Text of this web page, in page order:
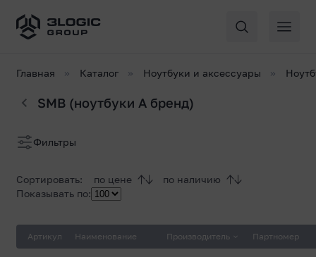
Главная Каталог Ноутбуки и аксессуары
SMB (ноутбуки A бренд)
Список
Сортировать: по цене
по наличию
Показывать по:
Фильтры
Артикул Наименование Производитель Партномер